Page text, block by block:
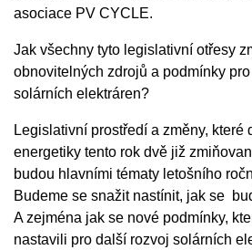
asociace PV CYCLE.
Jak všechny tyto legislativní otřesy
obnovitelných zdrojů a podmínky
solárních elektráren?
Legislativní prostředí a změny, které
energetiky tento rok dvě již
budou hlavními tématy letošního
Budeme se snažit nastínit, jak se
A zejména jak se nové podmínky,
nastavili pro další rozvoj solárních